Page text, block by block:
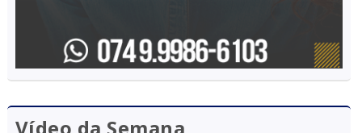
Vídeo da Semana